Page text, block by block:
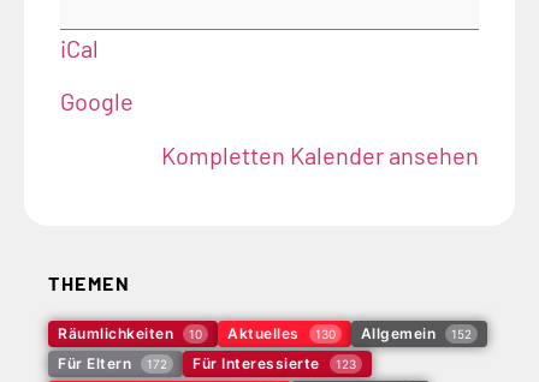
iCal
Google
Kompletten Kalender ansehen
THEMEN
Räumlichkeiten 10 Aktuelles 130 Allgemein 152
Für Eltern 172 Für Interessierte 123